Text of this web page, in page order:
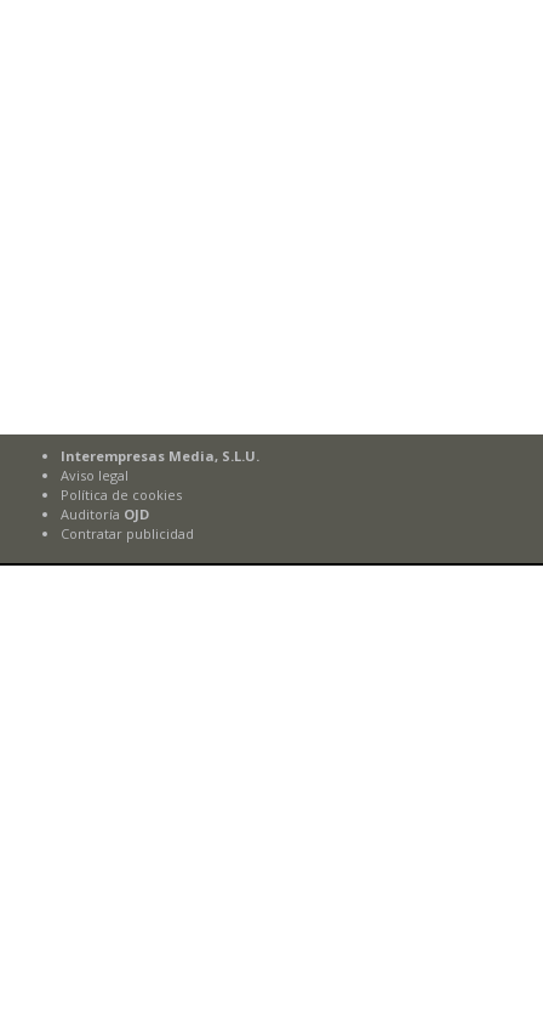
Interempresas Media, S.L.U.
Aviso legal
Política de cookies
Auditoría OJD
Contratar publicidad